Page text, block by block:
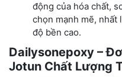
động của hóa chất,
chọn mạnh mẽ, nhất
độ bền cao.
Dailysonepoxy –
Jotun Chất Lượng